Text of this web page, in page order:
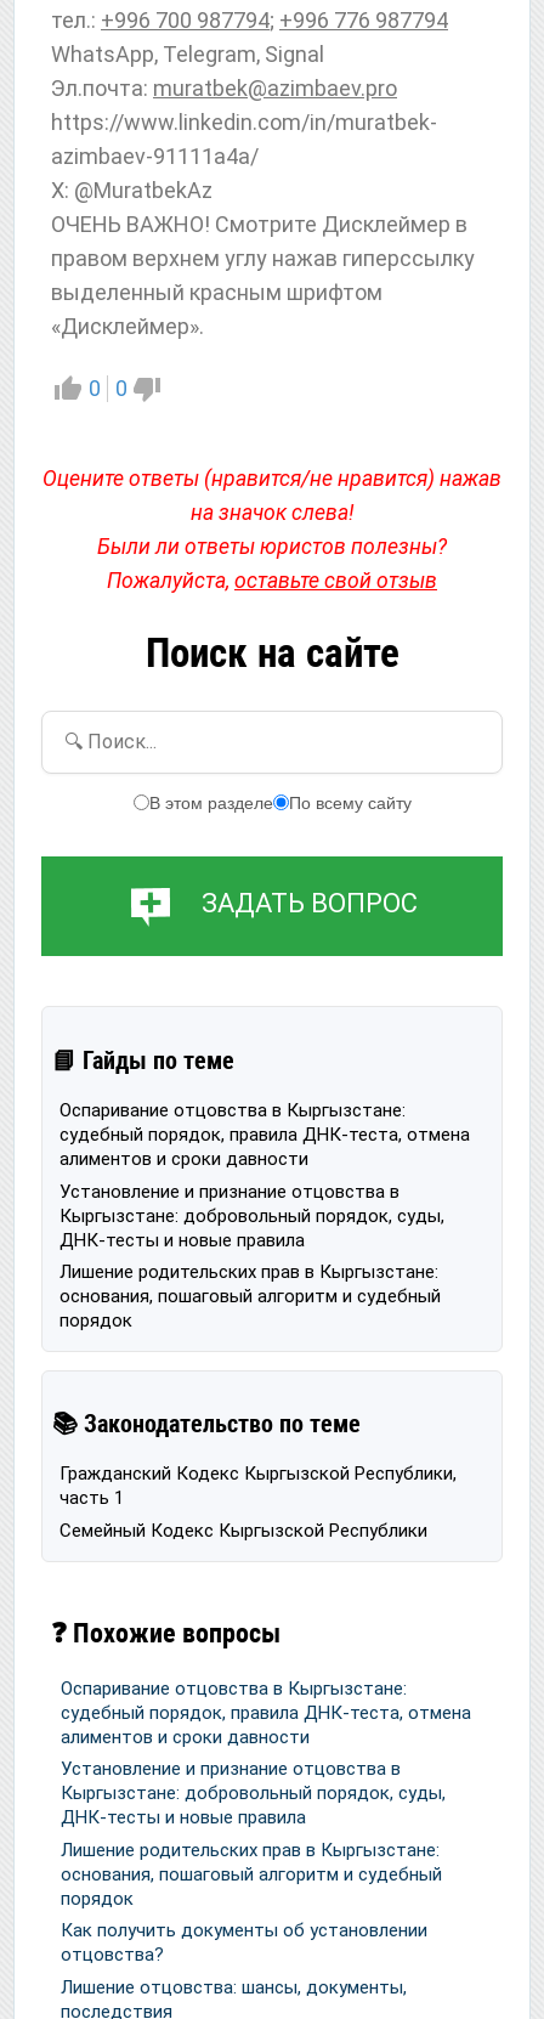
тел.: +996 700 987794; +996 776 987794
WhatsApp, Telegram, Signal
Эл.почта: muratbek@azimbaev.pro
httрs://www.linkedin.com/in/muratbek-
azimbaev-91111a4a/
X: @MuratbekAz
ОЧЕНЬ ВАЖНО! Смотрите Дисклеймер в
правом верхнем углу нажав гиперссылку
выделенный красным шрифтом
«Дисклеймер».
0 0
Оцените ответы (нравится/не нравится) нажав
на значок слева!
Были ли ответы юристов полезны?
Пожалуйста, оставьте свой отзыв
Поиск на сайте
🔍 Поиск...
В этом разделе По всему сайту
ЗАДАТЬ ВОПРОС
📘 Гайды по теме
Оспаривание отцовства в Кыргызстане:
судебный порядок, правила ДНК-теста, отмена
алиментов и сроки давности
Установление и признание отцовства в
Кыргызстане: добровольный порядок, суды,
ДНК-тесты и новые правила
Лишение родительских прав в Кыргызстане:
основания, пошаговый алгоритм и судебный
порядок
📚 Законодательство по теме
Гражданский Кодекс Кыргызской Республики,
часть 1
Семейный Кодекс Кыргызской Республики
❓ Похожие вопросы
Оспаривание отцовства в Кыргызстане:
судебный порядок, правила ДНК-теста, отмена
алиментов и сроки давности
Установление и признание отцовства в
Кыргызстане: добровольный порядок, суды,
ДНК-тесты и новые правила
Лишение родительских прав в Кыргызстане:
основания, пошаговый алгоритм и судебный
порядок
Как получить документы об установлении
отцовства?
Лишение отцовства: шансы, документы,
последствия